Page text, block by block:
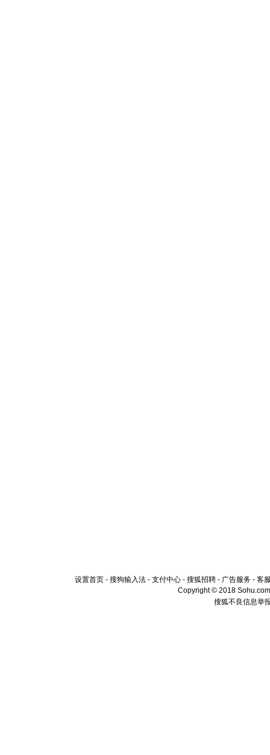
设置首页 - 搜狗输入法 - 支付中心 - 搜狐招聘 - 广告服务 - 客
Copyright © 2018
搜狐不良信息举